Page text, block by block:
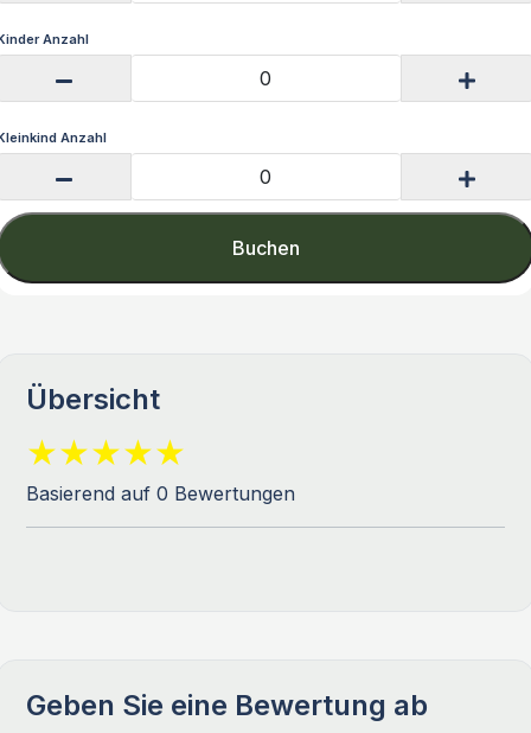
Anzahl
Anzahl
Buchen
Übersicht
Basierend auf 0 Bewertungen
Geben Sie eine Bewertung ab